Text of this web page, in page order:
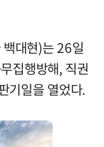
대현)는 26일
집행방해, 직권
기일을 열었다.